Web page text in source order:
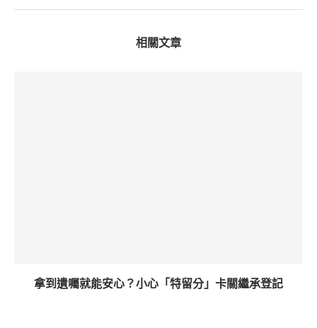
相關文章
拿到遺囑就能安心？小心「特留分」卡關繼承登記